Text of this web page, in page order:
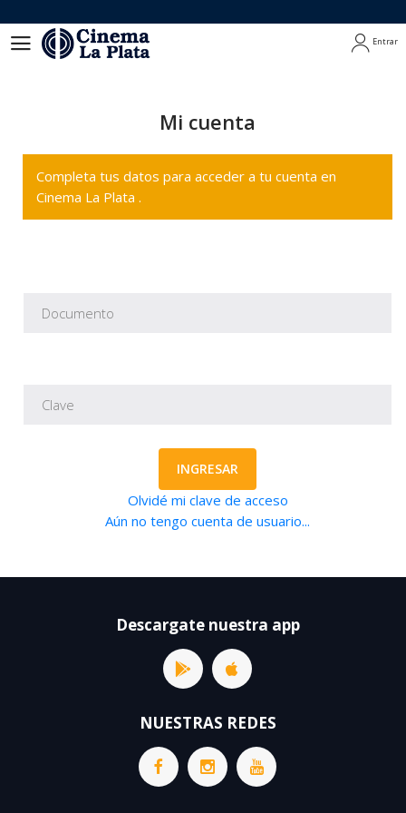
Entrar
Mi cuenta
Completa tus datos para acceder a tu cuenta en
Cinema La Plata .
INGRESAR
Olvidé mi clave de acceso
Aún no tengo cuenta de usuario...
Descargate nuestra app
NUESTRAS REDES